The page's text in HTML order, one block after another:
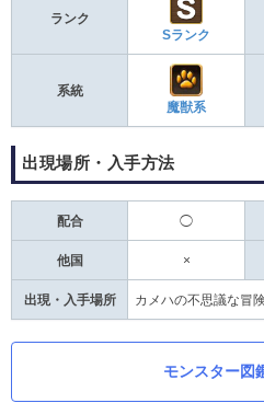
ランク
Sランク
系統
魔獣系
出現場所・入手方法
配合 ◯
他国 ×
出現・入手場所 カメハの不思議な冒
モンスター図